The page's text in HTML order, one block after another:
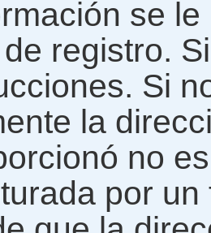
se
registro.
Si
la
no
por